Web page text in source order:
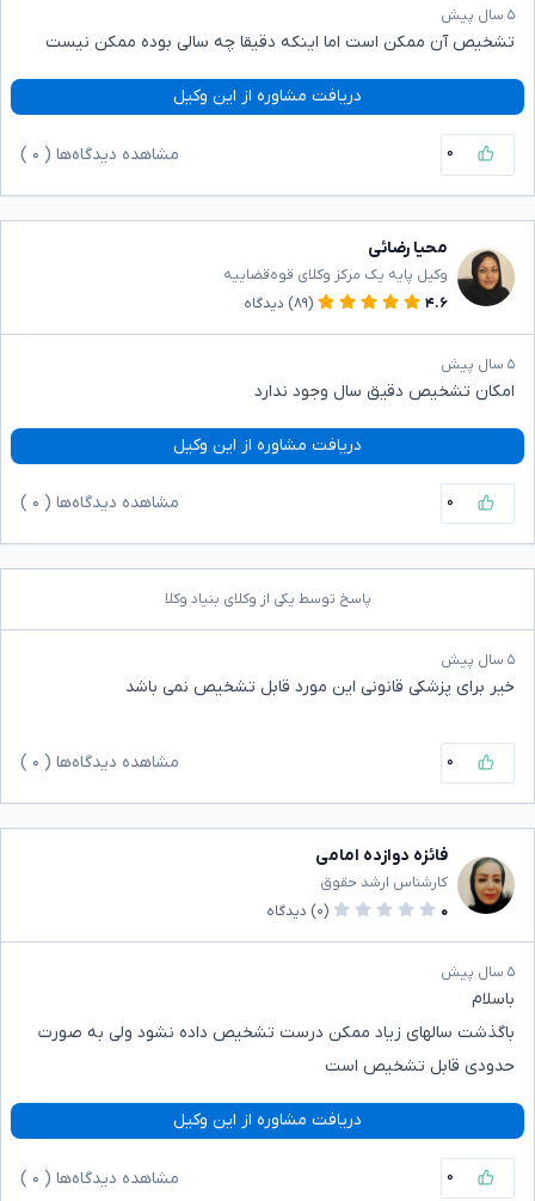
۵ سال پیش
تشخیص آن ممکن است اما اینکه دقیقا چه سالی بوده ممکن نیست
دریافت مشاوره از این وکیل
۰ مشاهده دیدگاه‌ها ( ۰
محیا رضائی
وکیل پایه یک مرکز وکلای قوه‌قضاییه
۴.۶
(۸۹) دیدگاه
۵ سال پیش
امکان تشخیص دقیق سال وجود ندارد
دریافت مشاوره از این وکیل
۰ مشاهده دیدگاه‌ها ( ۰
پاسخ توسط یکی از وکلای بنیاد وکلا
۵ سال پیش
خیر برای پزشکی قانونی این مورد قابل تشخیص نمی باشد
۰ مشاهده دیدگاه‌ها ( ۰
فائزه دوازده امامی
کارشناس ارشد حقوق
۰
(۰) دیدگاه
۵ سال پیش
باسلام
باگذشت سالهای زیاد ممکن درست تشخیص داده نشود ولی به صورت
حدودی قابل تشخیص است
دریافت مشاوره از این وکیل
۰ مشاهده دیدگاه‌ها ( ۰